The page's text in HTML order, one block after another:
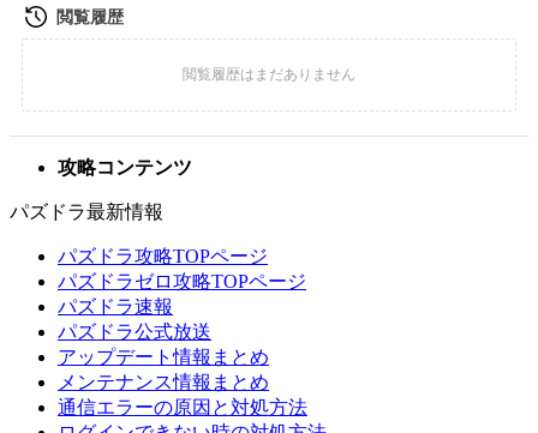
攻略コンテンツ
パズドラ最新情報
パズドラ攻略TOPページ
パズドラゼロ攻略TOPページ
パズドラ速報
パズドラ公式放送
アップデート情報まとめ
メンテナンス情報まとめ
通信エラーの原因と対処方法